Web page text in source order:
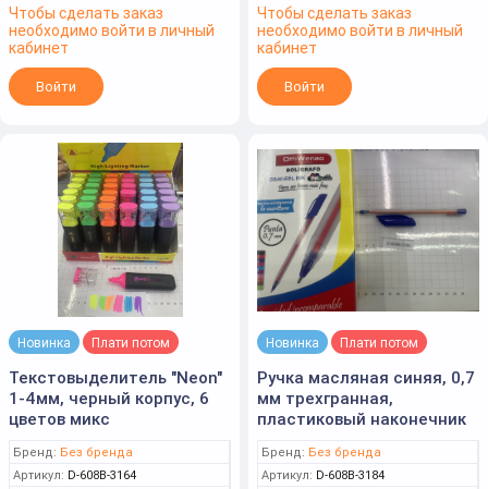
Чтобы сделать заказ
необходимо войти в личный
кабинет
Войти
Чтобы сделать заказ
необходимо войти в личный
кабинет
Войти
Новинка Плати потом
Текстовыделитель "Neon"
1-4мм, черный корпус, 6
цветов микс
Бренд: Без бренда
Артикул: D-608B-3164
Новинка Плати потом
Ручка масляная синяя, 0,7
мм трехгранная,
пластиковый наконечник
Бренд: Без бренда
Артикул: D-608B-3184